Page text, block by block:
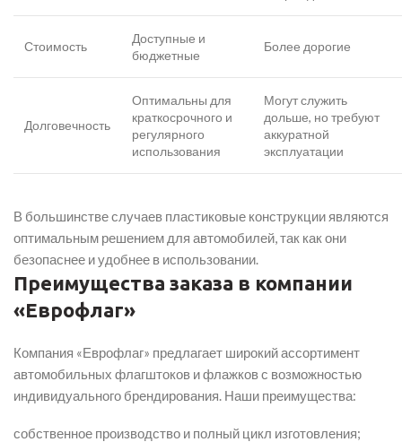
Стоимость
Доступные и
бюджетные
Более дорогие
Долговечность
Оптимальны для
краткосрочного и
регулярного
использования
Могут служить
дольше, но требуют
аккуратной
эксплуатации
В большинстве случаев пластиковые конструкции являются
оптимальным решением для автомобилей, так как они
безопаснее и удобнее в использовании.
Преимущества заказа в компании
«Еврофлаг»
Компания «Еврофлаг» предлагает широкий ассортимент
автомобильных флагштоков и флажков с возможностью
индивидуального брендирования. Наши преимущества:
собственное производство и полный цикл изготовления;